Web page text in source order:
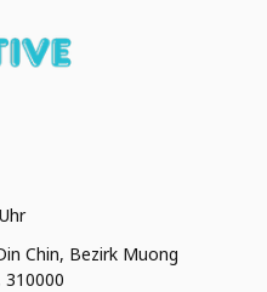
Chin, Bezirk Muong
310000